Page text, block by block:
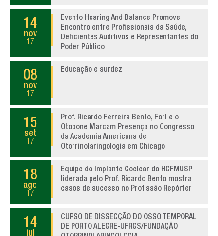
14
nov
17
Evento Hearing And Balance Promove
Encontro entre Profissionais da Saúde,
Deficientes Auditivos e Representantes do
Poder Público
08
nov
17
Educação e surdez
15
set
17
Prof. Ricardo Ferreira Bento, Forl e o
Otobone Marcam Presença no Congresso
da Academia Americana de
Otorrinolaringologia em Chicago
18
ago
17
Equipe do Implante Coclear do HCFMUSP
liderada pelo Prof. Ricardo Bento mostra
casos de sucesso no Profissão Repórter
14
jul
CURSO DE DISSECÇÃO DO OSSO TEMPORAL
DE PORTO ALEGRE-UFRGS/FUNDAÇÃO